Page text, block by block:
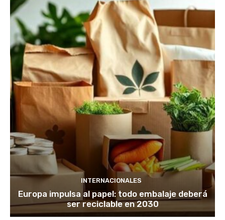
INTERNACIONALES
Europa impulsa al papel: todo embalaje deberá
ser reciclable en 2030